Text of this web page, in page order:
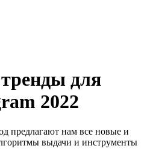
для
2022
предлагают нам все новые и
выдачи и инструменты